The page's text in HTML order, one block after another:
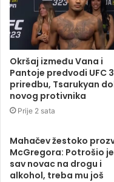
Okršaj između Vana i
Pantoje predvodi UFC
priredbu, Tsarukyan
novog protivnika
Prije 2 sata
Mahačev žestoko
McGregora: Potrošio je
sav novac na drogu i
alkohol, treba mu još